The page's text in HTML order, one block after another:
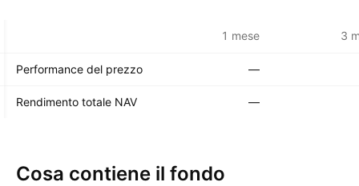
1 mese 3
Performance del prezzo —
Rendimento totale NAV —
Cosa contiene il fondo